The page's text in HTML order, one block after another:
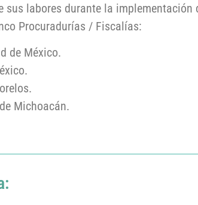
sus labores durante la implementación
Procuradurías / Fiscalías:
de México.
Michoacán.